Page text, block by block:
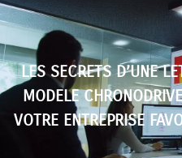
LES SECRETS D’UNE
MODELE
VOTRE ENTREPRISE